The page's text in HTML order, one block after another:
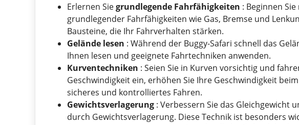
Erlernen Siegrundlegende Fahrfähigkeiten : Beginnen
grundlegender Fahrfähigkeiten wie Gas, Bremse und
Bausteine, die Ihr Fahrverhalten stärken.
Gelände lesen : Während der Buggy-Safari schnell das
Ihnen lesen und geeignete Fahrtechniken anwenden.
Kurventechniken : Seien Sie in Kurven vorsichtig und
Geschwindigkeit ein, erhöhen Sie Ihre Geschwindigkeit
sicheres und kontrolliertes Fahren.
Gewichtsverlagerung : Verbessern Sie das Gleichgewicht
durch Gewichtsverlagerung. Diese Technik ist besonders